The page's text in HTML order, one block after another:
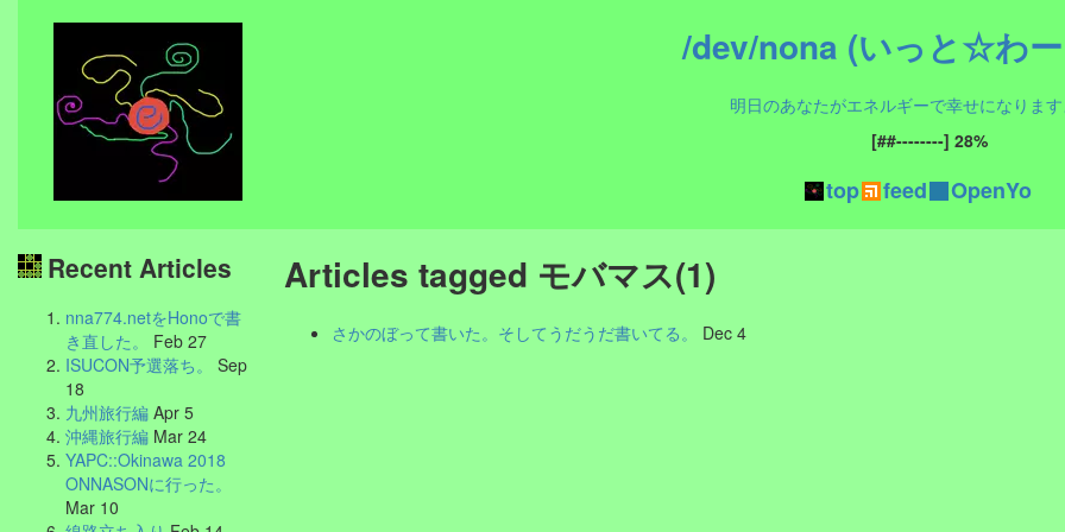
/dev/nona (いっと☆わ
明日のあなたがエネルギーで幸せになります
top feed OpenYo
Articles tagged モバマス(1)
さかのぼって書いた。そしてうだうだ書いてる。 Dec 4
Recent Articles
nna774.netをHonoで書
き直した。
Feb 27
ISUCON予選落ち。
Sep
18
九州旅行編 Apr 5
沖縄旅行編 Mar 24
YAPC::Okinawa 2018
ONNASONに行った。
Mar 10